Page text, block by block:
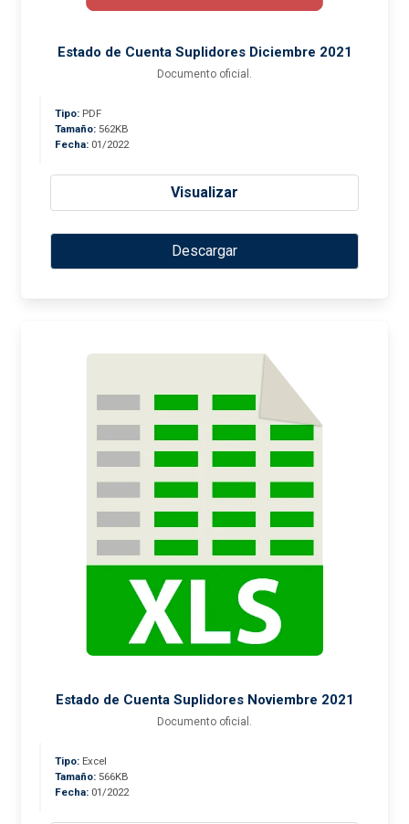
Estado de Cuenta Suplidores Diciembre 2021
Documento oficial.
Tipo: PDF
Tamaño: 562KB
Fecha: 01/2022
Visualizar
Descargar
Estado de Cuenta Suplidores Noviembre 2021
Documento oficial.
Tipo: Excel
Tamaño: 566KB
Fecha: 01/2022